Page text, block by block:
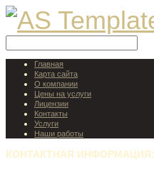
Главная
Карта сайта
О компании
Цены на услуги
Лицензии
Контакты
Услуги
Наши работы
КОНТАКТНАЯ ИНФОРМАЦИЯ: